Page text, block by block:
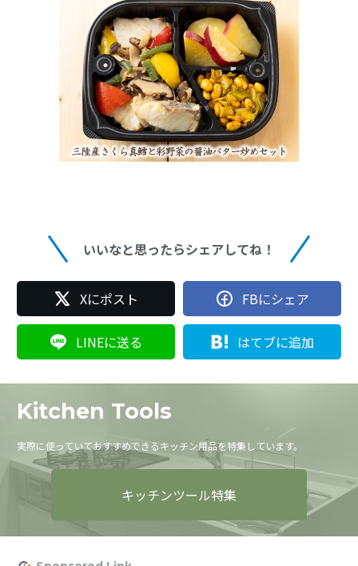
いいなと思ったらシェアしてね！
Xにポスト FBにシェア
LINEに送る はてブに追加
Kitchen Tools
実際に使っていておすすめできるキッチン用品を特集しています。
キッチンツール特集